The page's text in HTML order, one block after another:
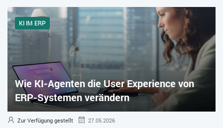
KI IM ERP
Wie KI-Agenten die User Experience von
ERP-Systemen verändern
Zur Verfügung gestellt 27.05.2026